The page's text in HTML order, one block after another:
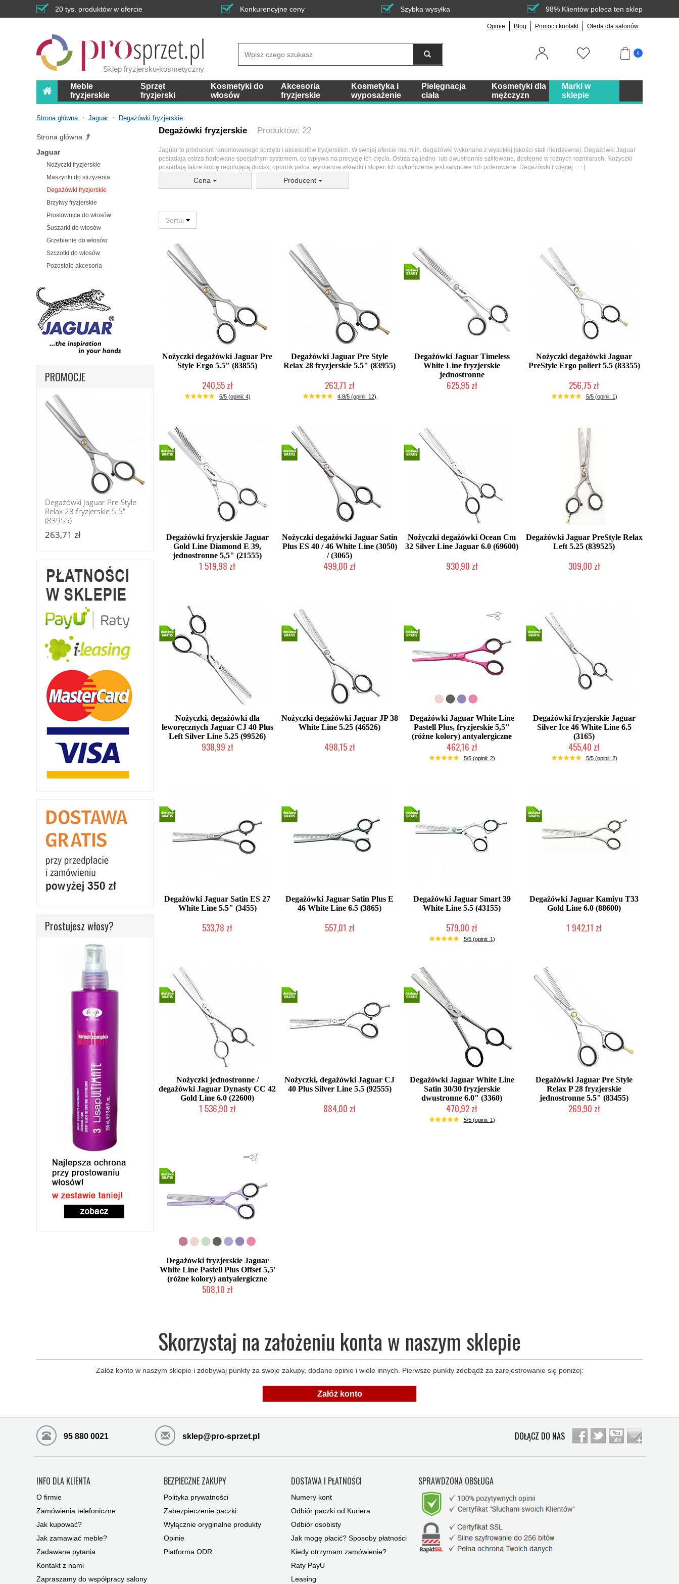
20 tys. produktów w ofercie Konkurencyjne ceny Szybka wysyłka 98% Klientów poleca ten sklep
Opinie Blog Pomoc i kontakt Oferta dla salonów
Sklep fryzjersko-kosmetyczny
0
Meble
fryzjerskie
Sprzęt
fryzjerski
Kosmetyki do
włosów
Akcesoria
fryzjerskie
Kosmetyka i
wyposażenie
Pielęgnacja
ciała
Kosmetyki dla
mężczyzn
Marki w
sklepie
Strona główna Jaguar Degażówki fryzjerskie
Degażówki fryzjerskie Produktów: 22
Jaguar to producent renomowanego sprzętu i akcesoriów fryzjerskich. W swojej ofercie ma m.in. degażówki wykonane z wysokiej jakości stali nierdzewnej. Degażówki Jaguar
posiadają ostrza hartowane specjalnym systemem, co wpływa na precyzję ich cięcia. Ostrza są jedno- lub dwustronnie szlifowane, dostępne w różnych rozmiarach. Nożyczki
posiadają także śrubę regulującą docisk, opornik palca, wymienne wkładki i stoper. Ich wykończenie jest satynowe lub polerowane. Degażówki ( więcej . . . )
Cena Producent
Nożyczki degażówki Jaguar Pre
Style Ergo 5.5" (83855)
240,55 zł
Duża ilość (wysyłka w 24h)
5/5 (opinii: 4)
Degażówki Jaguar Pre Style
Relax 28 fryzjerskie 5.5" (83955)
263,71 zł
Duża ilość (wysyłka w 24h)
4.8/5 (opinii: 12)
Degażówki Jaguar Timeless
White Line fryzjerskie
jednostronne
625,95 zł
Nożyczki degażówki Jaguar
PreStyle Ergo poliert 5.5 (83355)
256,75 zł
Duża ilość (wysyłka w 24h)
5/5 (opinii: 1)
Degażówki fryzjerskie Jaguar
Gold Line Diamond E 39,
jednostronne 5,5" (21555)
1 519,98 zł
Nożyczki degażówki Jaguar Satin
Plus ES 40 / 46 White Line (3050)
/ (3065)
499,00 zł
Nożyczki degażówki Ocean Cm
32 Silver Line Jaguar 6.0 (69600)
930,90 zł
Degażówki Jaguar PreStyle Relax
Left 5.25 (839525)
309,00 zł
Nożyczki, degażówki dla
leworęcznych Jaguar CJ 40 Plus
Left Silver Line 5.25 (99526)
938,99 zł
Nożyczki degażówki Jaguar JP 38
White Line 5.25 (46526)
498,15 zł
Degażówki Jaguar White Line
Pastell Plus, fryzjerskie 5,5"
(różne kolory) antyalergiczne
462,16 zł
Mała ilość (wysyłka w 24h)
5/5 (opinii: 2)
Degażówki fryzjerskie Jaguar
Silver Ice 46 White Line 6.5
(3165)
455,40 zł
2-5 dni roboczych
5/5 (opinii: 2)
Degażówki Jaguar Satin ES 27
White Line 5.5" (3455)
533,78 zł
Degażówki Jaguar Satin Plus E
46 White Line 6.5 (3865)
557,01 zł
Degażówki Jaguar Smart 39
White Line 5.5 (43155)
579,00 zł
Mała ilość (wysyłka w 24h)
5/5 (opinii: 1)
Degażówki Jaguar Kamiyu T33
Gold Line 6.0 (88600)
1 942,11 zł
Nożyczki jednostronne /
degażówki Jaguar Dynasty CC 42
Gold Line 6.0 (22600)
1 536,90 zł
Nożyczki, degażówki Jaguar CJ
40 Plus Silver Line 5.5 (92555)
884,00 zł
Degażówki Jaguar White Line
Satin 30/30 fryzjerskie
dwustronne 6.0" (3360)
470,92 zł
Duża ilość (wysyłka w 24h)
5/5 (opinii: 1)
Degażówki Jaguar Pre Style
Relax P 28 fryzjerskie
jednostronne 5.5" (83455)
269,90 zł
Degażówki fryzjerskie Jaguar
White Line Pastell Plus Offset 5,5'
(różne kolory) antyalergiczne
508,10 zł
Strona główna
Jaguar
Nożyczki fryzjerskie
Maszynki do strzyżenia
Degażówki fryzjerskie
Brzytwy fryzjerskie
Prostownice do włosów
Suszarki do włosów
Grzebienie do włosów
Szczotki do włosów
Pozostałe akcesoria
PROMOCJE
Degażówki Jaguar Pre Style
Relax 28 fryzjerskie 5.5"
(83955)
263,71 zł
Prostujesz włosy?
Skorzystaj na założeniu konta w naszym sklepie
Załóż konto w naszym sklepie i zdobywaj punkty za swoje zakupy, dodane opinie i wiele innych. Pierwsze punkty zdobądź za zarejestrowanie się poniżej:
Załóż konto
95 880 0021 sklep@pro-sprzet.pl DOŁĄCZ DO NAS
INFO DLA KLIENTA
O firmie
Zamówienia telefoniczne
Jak kupować?
Jak zamawiać meble?
Zadawane pytania
Kontakt z nami
Zapraszamy do współpracy salony
BEZPIECZNE ZAKUPY
Polityka prywatności
Zabezpieczenie paczki
Wyłącznie oryginalne produkty
Opinie
Platforma ODR
DOSTAWA I PŁATNOŚCI
Numery kont
Odbiór paczki od Kuriera
Odbiór osobisty
Jak mogę płacić? Sposoby płatności
Kiedy otrzymam zamówienie?
Raty PayU
Leasing
SPRAWDZONA OBSŁUGA